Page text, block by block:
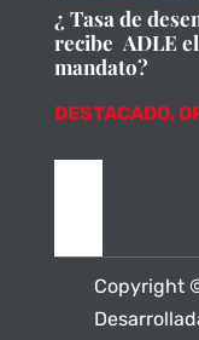
¿ Tasa de
recibe ADLE
mandato?
DESTACADO,
Copyright